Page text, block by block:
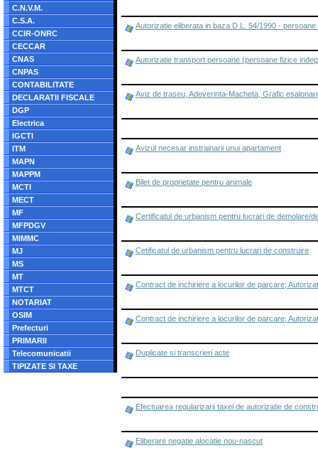
C.N.V.M.
C.S.A.
CCIR-ONRC
CECCAR
CNAS
CNPAS
CONTABILITATE
DECLARATII FISCALE
DGP
Electrica
IGCTI
ITM
MAPN
MAPPM
MCTI
MECT
MF
MFPDGV
MIMMC
MJ
MS
MT
MTCT
NOTARIAT
OSIM
Prefecturi
PRIMARII
Telecomunicatii
TIPIZATE SI TAXE
Autorizatie eliberata in baza D.L. 54/1990 -
Autorizatie transport persoane (persoane fizice
Aviz de traseu, Adeverinta-Macheta, Grafic
Avizul necesar instrainarii unui apartament
Bilet de proprietate pentru animale
Certificatul de urbanism pentru lucrari de demolare/
Cetificatul de urbanism pentru lucrari de construire
Contract de inchiriere a locurilor de parcare;
Contract de inchiriere a locurilor de parcare;
Duplicate si transcrieri acte
Efectuarea regularizarii taxei de autorizatie de
Eliberare negatie alocatie nou-nascut